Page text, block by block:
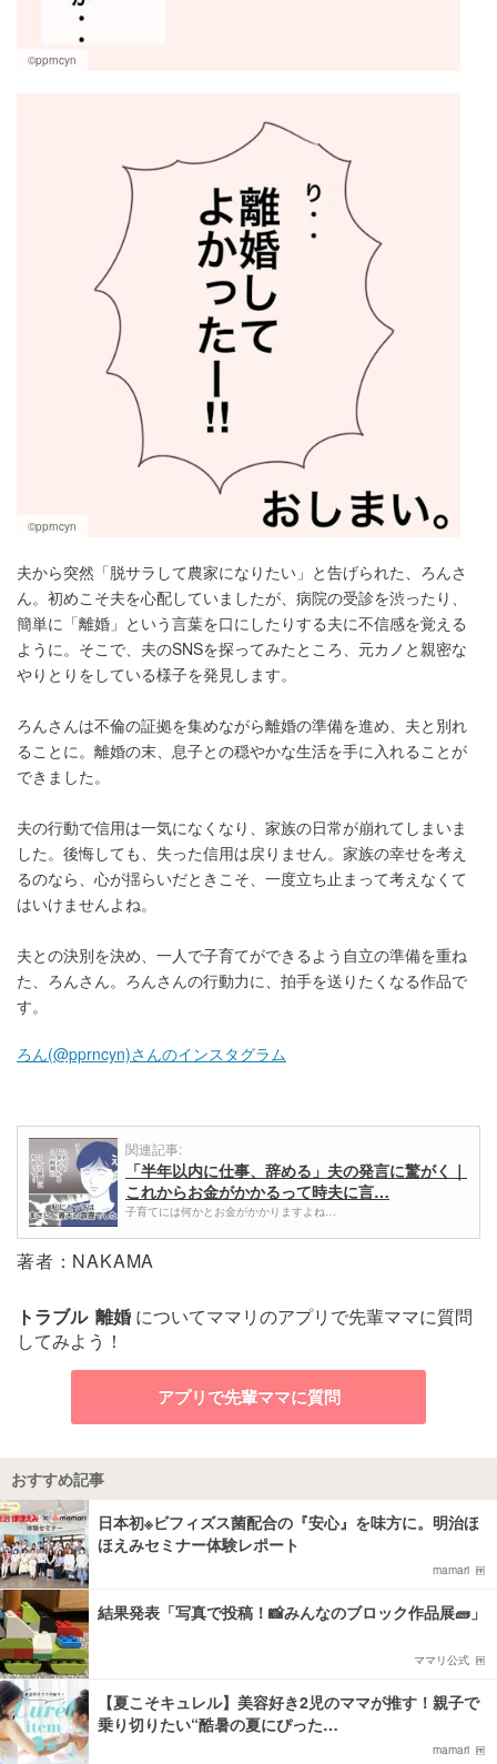
©pprncyn
©pprncyn
夫から突然「脱サラして農家になりたい」と告げられた、ろんさ
ん。初めこそ夫を心配していましたが、病院の受診を渋ったり、
簡単に「離婚」という言葉を口にしたりする夫に不信感を覚える
ように。そこで、夫のSNSを探ってみたところ、元カノと親密な
やりとりをしている様子を発見します。
ろんさんは不倫の証拠を集めながら離婚の準備を進め、夫と別れ
ることに。離婚の末、息子との穏やかな生活を手に入れることが
できました。
夫の行動で信用は一気になくなり、家族の日常が崩れてしまいま
した。後悔しても、失った信用は戻りません。家族の幸せを考え
るのなら、心が揺らいだときこそ、一度立ち止まって考えなくて
はいけませんよね。
夫との決別を決め、一人で子育てができるよう自立の準備を重ね
た、ろんさん。ろんさんの行動力に、拍手を送りたくなる作品で
す。
ろん(@pprncyn)さんのインスタグラム
関連記事:
「半年以内に仕事、辞める」夫の発言に驚がく｜
これからお金がかかるって時夫に言…
子育てには何かとお金がかかりますよね…
著者：NAKAMA
トラブル 離婚 についてママリのアプリで先輩ママに質問
してみよう！
アプリで先輩ママに質問
おすすめ記事
日本初※ビフィズス菌配合の『安心』を味方に。明治ほ
ほえみセミナー体験レポート
mamari
結果発表「写真で投稿！📸みんなのブロック作品展🧱」
ママリ公式
【夏こそキュレル】美容好き2児のママが推す！親子で
乗り切りたい“酷暑の夏にぴった…
mamari